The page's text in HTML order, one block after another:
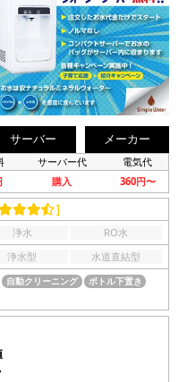
サーバー メーカー
サーバー代 電気代
購入 360円〜
］
浄水
RO水
浄水型
水道直結型
自動クリーニング
ボトル下置き